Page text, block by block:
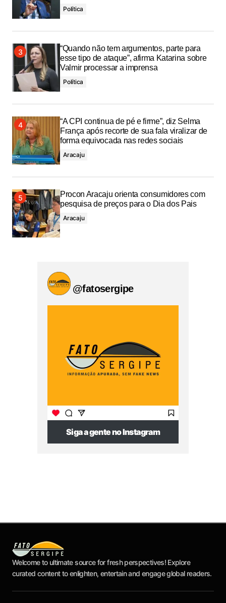
Política
“Quando não tem argumentos, parte para
esse tipo de ataque”, afirma Katarina sobre
Valmir processar a imprensa
Política
“A CPI continua de pé e firme”, diz Selma
França após recorte de sua fala viralizar de
forma equivocada nas redes sociais
Aracaju
Procon Aracaju orienta consumidores com
pesquisa de preços para o Dia dos Pais
Aracaju
@fatosergipe
Siga a gente no Instagram
Welcome to ultimate source for fresh perspectives! Explore
curated content to enlighten, entertain and engage global readers.